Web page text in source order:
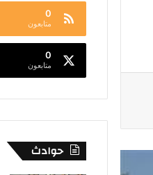
0
متابعون
0
متابعون
حوادث